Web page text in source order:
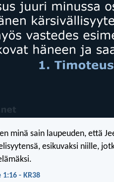
minä sain laupeuden, että
esikuvaksi niille,
- KR38